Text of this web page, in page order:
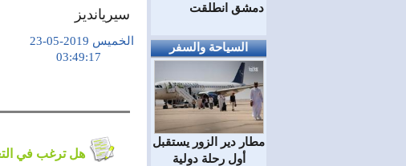
سيريانديز
الخميس 2019-05-23
هل ترغب في التعليق على الموضوع ؟
دمشق انطلقت
السياحة والسفر
مطار دير الزور يستقبل
أول رحلة دولية